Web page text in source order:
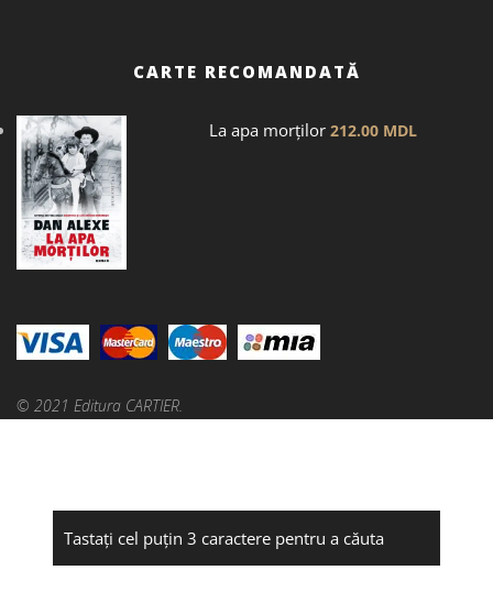
CARTE RECOMANDATĂ
La apa morților 212.00 MDL
© 2021 Editura CARTIER.